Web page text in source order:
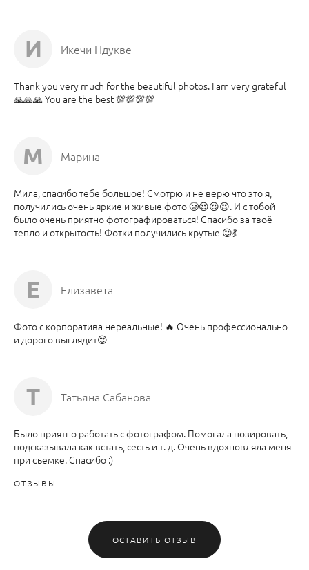
И Икечи Ндукве
Thank you very much for the beautiful photos. I am very grateful
🙏🙏🙏 You are the best 💯💯💯💯
М Марина
Мила, спасибо тебе большое! Смотрю и не верю что это я,
получились очень яркие и живые фото 🥲😍😍😍. И с тобой
было очень приятно фотографироваться! Спасибо за твоё
тепло и открытость! Фотки получились крутые 😍💃
Е Елизавета
Фото с корпоратива нереальные! 🔥 Очень профессионально
и дорого выглядит😍
Т Татьяна Сабанова
Было приятно работать с фотографом. Помогала позировать,
подсказывала как встать, сесть и т. д. Очень вдохновляла меня
при съемке. Спасибо :)
ОТЗЫВЫ
ОСТАВИТЬ ОТЗЫВ